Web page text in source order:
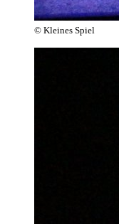
© Kleines Spiel